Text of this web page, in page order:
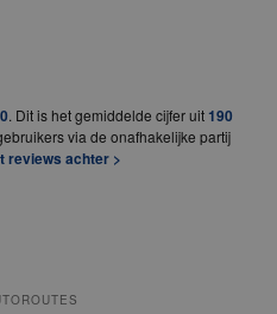
. Dit is het gemiddelde cijfer uit 190
via de onafhakelijke partij
reviews achter >